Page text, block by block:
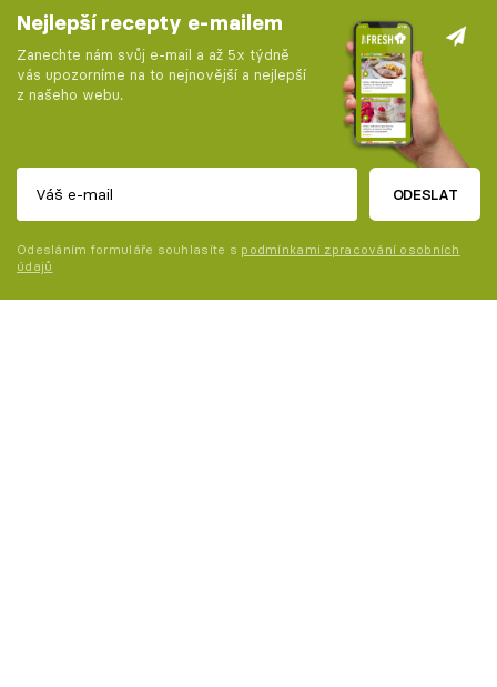
Nejlepší recepty e-mailem
Zanechte nám svůj e-mail a až 5x týdně
vás upozorníme na to nejnovější a nejlepší
z našeho webu.
ODESLAT
Odesláním formuláře souhlasíte s podmínkami zpracování osobních
údajů